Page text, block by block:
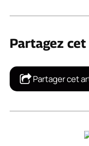
Partagez
Partager cet